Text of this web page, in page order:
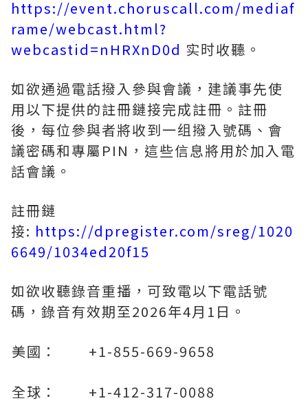
https://event.choruscall.com/mediaf
rame/webcast.html?
webcastid=nHRXnD0d 实时收聽。
如欲通過電話撥入參與會議，建議事先使
用以下提供的註冊鏈接完成註冊。註冊
後，每位參與者將收到一组撥入號碼、會
議密碼和專屬PIN，這些信息將用於加入電
話會議。
註冊鏈
接: https://dpregister.com/sreg/1020
6649/1034ed20f15
如欲收聽錄音重播，可致電以下電話號
碼，錄音有效期至2026年4月1日。
美國：
+1-855-669-9658
全球： +1-412-317-0088